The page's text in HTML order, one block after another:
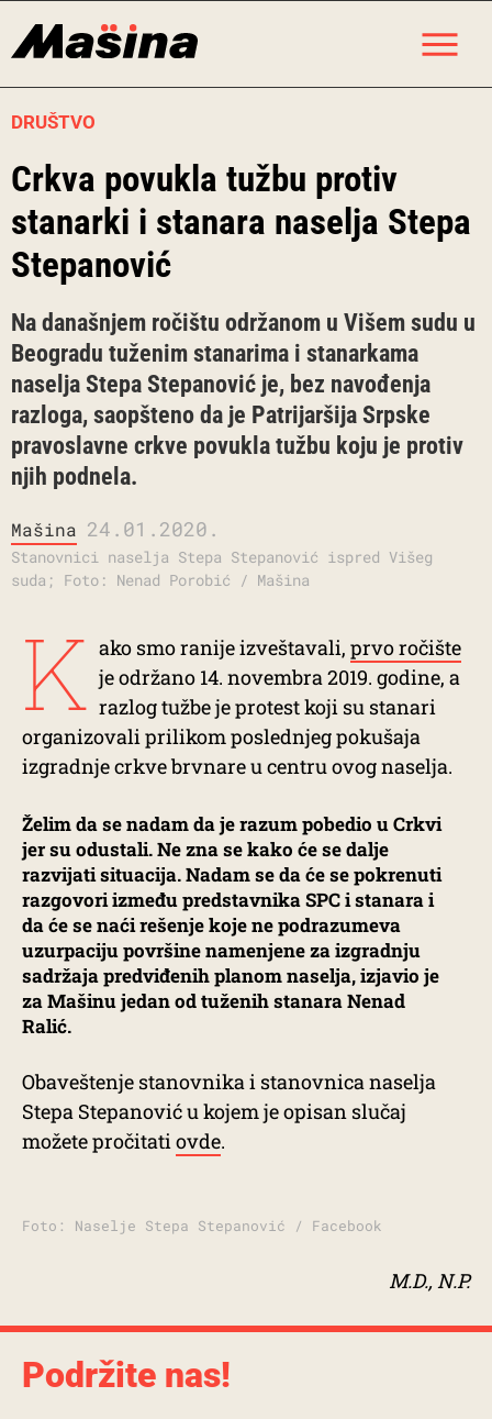
DRUŠTVO
Crkva povukla tužbu protiv
stanarki i stanara naselja Stepa
Stepanović
Na današnjem ročištu održanom u Višem sudu u
Beogradu tuženim stanarima i stanarkama
naselja Stepa Stepanović je, bez navođenja
razloga, saopšteno da je Patrijaršija Srpske
pravoslavne crkve povukla tužbu koju je protiv
njih podnela.
Mašina 24.01.2020.
Stanovnici naselja Stepa Stepanović ispred Višeg
suda; Foto: Nenad Porobić / Mašina
K ako smo ranije izveštavali, prvo ročište
je održano 14. novembra 2019. godine, a
razlog tužbe je protest koji su stanari
organizovali prilikom poslednjeg pokušaja
izgradnje crkve brvnare u centru ovog naselja.
Želim da se nadam da je razum pobedio u Crkvi
jer su odustali. Ne zna se kako će se dalje
razvijati situacija. Nadam se da će se pokrenuti
razgovori između predstavnika SPC i stanara i
da će se naći rešenje koje ne podrazumeva
uzurpaciju površine namenjene za izgradnju
sadržaja predviđenih planom naselja, izjavio je
za Mašinu jedan od tuženih stanara Nenad
Ralić.
Obaveštenje stanovnika i stanovnica naselja
Stepa Stepanović u kojem je opisan slučaj
možete pročitati ovde.
Foto: Naselje Stepa Stepanović / Facebook
M.D., N.P.
Podržite nas!